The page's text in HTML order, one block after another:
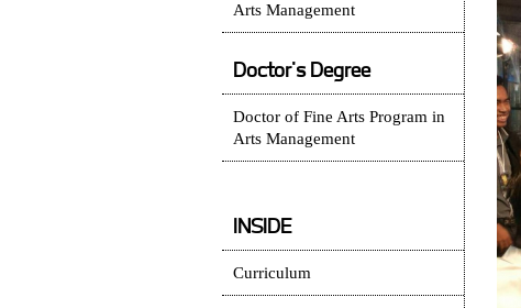
Arts Management
Doctor's Degree
Doctor of Fine Arts Program in
Arts Management
INSIDE
Curriculum